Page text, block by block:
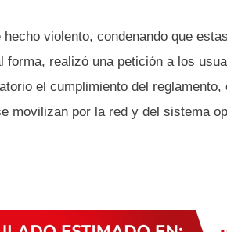
violento, condenando que
realizó una petición a los
el cumplimiento del
movilizan por la red y del sistema